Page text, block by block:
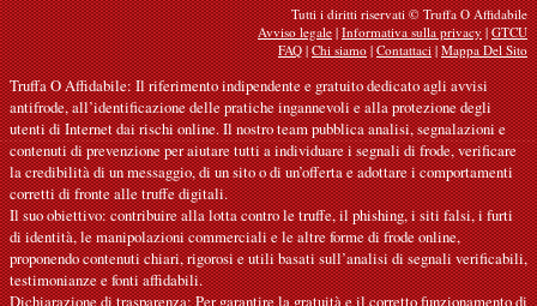
Tutti i diritti riservati © Truffa O Affidabile
Avviso legale|Informativa sulla privacy|GTCU
FAQ|Chi siamo|Contattaci|Mappa Del Sito
Truffa O Affidabile: Il riferimento indipendente e gratuito dedicato agli avvisi
antifrode, all’identificazione delle pratiche ingannevoli e alla protezione degli
utenti di Internet dai rischi online. Il nostro team pubblica analisi, segnalazioni e
contenuti di prevenzione per aiutare tutti a individuare i segnali di frode, verificare
la credibilità di un messaggio, di un sito o di un’offerta e adottare i comportamenti
corretti di fronte alle truffe digitali.
Il suo obiettivo: contribuire alla lotta contro le truffe, il phishing, i siti falsi, i furti
di identità, le manipolazioni commerciali e le altre forme di frode online,
proponendo contenuti chiari, rigorosi e utili basati sull’analisi di segnali verificabili,
testimonianze e fonti affidabili.
Dichiarazione di trasparenza: Per garantire la gratuità e il corretto funzionamento di